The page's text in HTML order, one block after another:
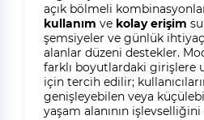
açık bölmeli
kullanım ve kolay erişim
şemsiyeler ve günlük
alanlar düzeni destekler.
farklı boyutlardaki girişlere
için tercih edilir;
genişleyebilen veya
yaşam alanının işlevselliğini